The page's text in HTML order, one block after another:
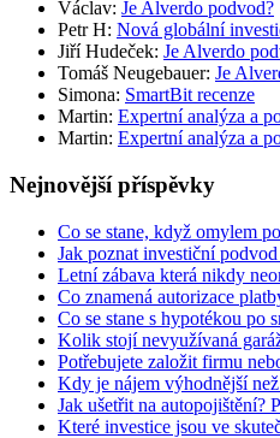
Václav: Je Alverdo podvod?
Petr H: Nová globální
Jiří Hudeček: Je Alverdo
Tomáš Neugebauer: Je
Simona: SmartBit recenze
Martin: Expertní analýza a
Martin: Expertní analýza a
Nejnovější příspěvky
Co se stane, když omylem
Jak poznat investiční
Letní zábava která nikdy
Co znamená autorizace
Co se stane s hypotékou po
Kolik stojí nevyužívaná
Potřebujete založit firmu
Kdy je nájem výhodnější
Jak ušetřit na autopojištění?
Které investice jsou ve